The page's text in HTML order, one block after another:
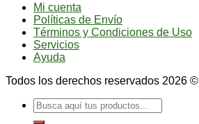
Mi cuenta
Políticas de Envío
Términos y Condiciones de Uso
Servicios
Ayuda
Todos los derechos reservados 2026 ©
Buscar
por: